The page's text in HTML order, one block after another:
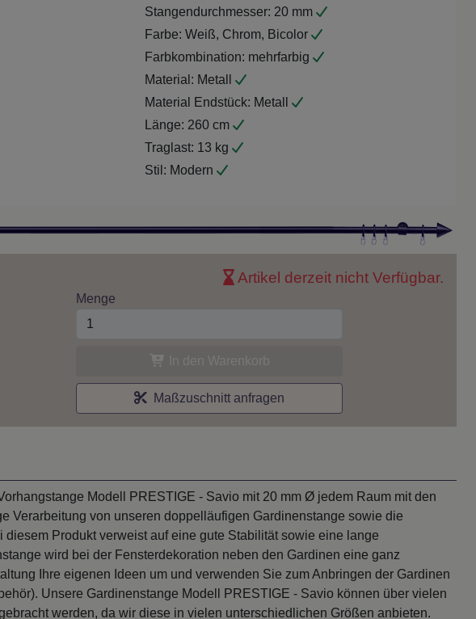
Stangendurchmesser: 20 mm
Farbe: Weiß, Chrom, Bicolor
Farbkombination: mehrfarbig
Material: Metall
Material Endstück: Metall
Länge: 260 cm
Traglast: 13 kg
Stil: Modern
Artikel derzeit nicht Verfügbar.
Menge
Maßzuschnitt anfragen
Modell PRESTIGE - Savio mit 20 mm Ø jedem Raum mit den
Verarbeitung von unseren doppelläufigen Gardinenstange sowie die
Produkt verweist auf eine gute Stabilität sowie eine lange
wird bei der Fensterdekoration neben den Gardinen eine ganz
Ihre eigenen Ideen um und verwenden Sie zum Anbringen der Gardinen
Unsere Gardinenstange Modell PRESTIGE - Savio können über vielen
werden, da wir diese in vielen unterschiedlichen Größen anbieten.